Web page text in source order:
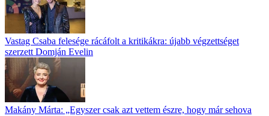
Vastag Csaba felesége rácáfolt a kritikákra: újabb végzettséget
szerzett Domján Evelin
Makány Márta: „Egyszer csak azt vettem észre, hogy már sehova